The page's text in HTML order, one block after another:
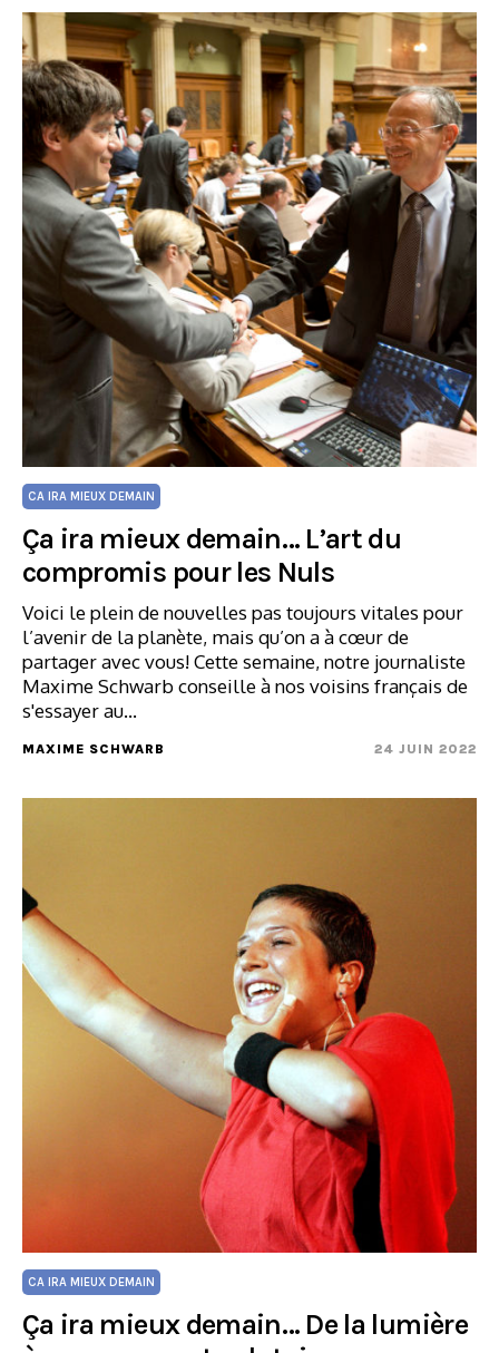
CA IRA MIEUX DEMAIN
Ça ira mieux demain… L’art du
compromis pour les Nuls
Voici le plein de nouvelles pas toujours vitales pour
l’avenir de la planète, mais qu’on a à cœur de
partager avec vous! Cette semaine, notre journaliste
Maxime Schwarb conseille à nos voisins français de
s'essayer au…
MAXIME SCHWARB 24 JUIN 2022
CA IRA MIEUX DEMAIN
Ça ira mieux demain… De la lumière